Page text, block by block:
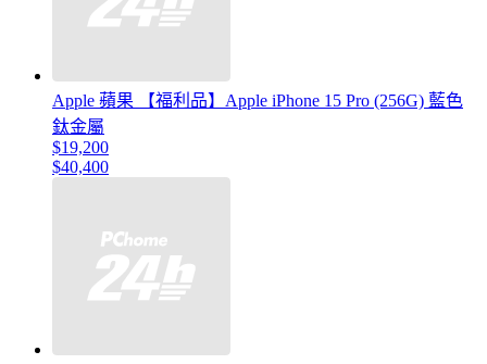
Apple 蘋果 【福利品】Apple iPhone 15 Pro (256G) 藍色
鈦金屬
$19,200
$40,400